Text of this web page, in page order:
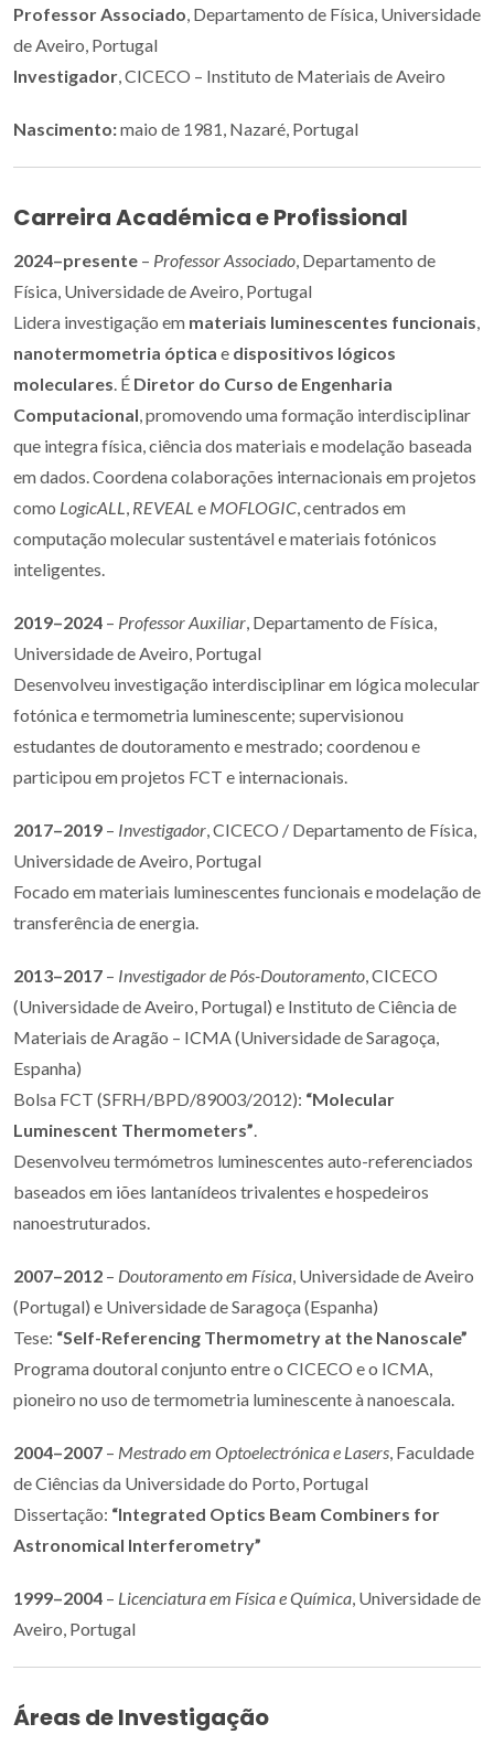
Professor Associado , Departamento de Física, Universidade
de Aveiro, Portugal
Investigador , CICECO – Instituto de Materiais de Aveiro
Nascimento:maio de 1981, Nazaré, Portugal
Carreira Académica e Profissional
2024–presente – Professor Associado , Departamento de
Física, Universidade de Aveiro, Portugal
Lidera investigação em materiais luminescentes funcionais
nanotermometria óptica e dispositivos lógicos
moleculares . É Diretor do Curso de Engenharia
Computacional , promovendo uma formação interdisciplinar
que integra física, ciência dos materiais e modelação baseada
em dados. Coordena colaborações internacionais em projetos
como LogicALL REVEAL e MOFLOGIC , centrados em
computação molecular sustentável e materiais fotónicos
inteligentes.
2019–2024 – Professor Auxiliar , Departamento de Física,
Universidade de Aveiro, Portugal
Desenvolveu investigação interdisciplinar em lógica molecular
fotónica e termometria luminescente; supervisionou
estudantes de doutoramento e mestrado; coordenou e
participou em projetos FCT e internacionais.
2017–2019 – Investigador , CICECO / Departamento de Física,
Universidade de Aveiro, Portugal
Focado em materiais luminescentes funcionais e modelação de
transferência de energia.
2013–2017 – Investigador de Pós-Doutoramento , CICECO
(Universidade de Aveiro, Portugal) e Instituto de Ciência de
Materiais de Aragão – ICMA (Universidade de Saragoça,
Espanha)
Bolsa FCT (SFRH/BPD/89003/2012): “Molecular
Luminescent Thermometers”
Desenvolveu termómetros luminescentes auto-referenciados
baseados em iões lantanídeos trivalentes e hospedeiros
nanoestruturados.
2007–2012 – Doutoramento em Física , Universidade de Aveiro
(Portugal) e Universidade de Saragoça (Espanha)
Tese: “Self-Referencing Thermometry at the Nanoscale”
Programa doutoral conjunto entre o CICECO e o ICMA,
pioneiro no uso de termometria luminescente à nanoescala.
2004–2007 – Mestrado em Optoelectrónica e Lasers , Faculdade
de Ciências da Universidade do Porto, Portugal
Dissertação: “Integrated Optics Beam Combiners for
Astronomical Interferometry”
1999–2004 – Licenciatura em Física e Química , Universidade de
Aveiro, Portugal
Áreas de Investigação